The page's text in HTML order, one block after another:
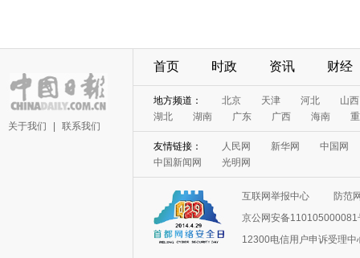
关于我们 联系我们
首页 时政 资讯 财经
地方频道： 北京 天津 河北
山西
湖北
湖南 广东 广西 海南
友情链接： 人民网 新华网
中国网
中国新闻网
光明网
互联网举报中心
防范
京公网安备110105000081
12300电信用户申诉受理中